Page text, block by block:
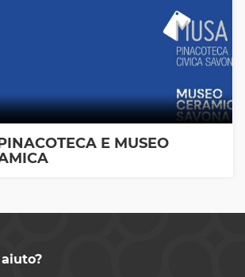
E MUSEO